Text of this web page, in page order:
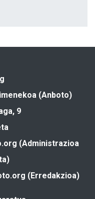
(Anboto)
9
(Administrazioa
(Erredakzioa)